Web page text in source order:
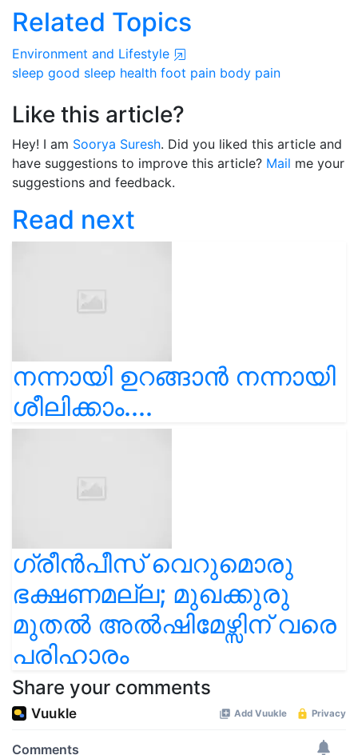
Related Topics
Environment and Lifestyle
sleep good sleep health foot pain body pain
Like this article?
Hey! I am Soorya Suresh. Did you liked this article and
have suggestions to improve this article? Mail me your
suggestions and feedback.
Read next
നന്നായി ഉറങ്ങാൻ നന്നായി
ശീലിക്കാം....
ഗ്രീൻപീസ് വെറുമൊരു
ഭക്ഷണമല്ല; മുഖക്കുരു
മുതൽ അൽഷിമേഴ്സിന് വരെ
പരിഹാരം
Share your comments